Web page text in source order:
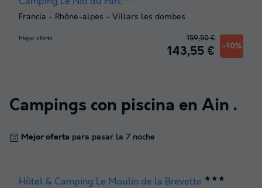
Francia - Rhône-alpes - Villars les dombes
Mejor oferta
143,55 € -10%
159,50 €
Campings con piscina en Ain .
Mejor oferta para pasar la 7 noche
Hôtel & Camping Le Moulin de la Brevette ★★★